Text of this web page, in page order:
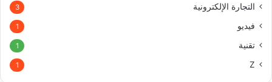
التجارة الإلكترونية 3
فيديو 1
تقنية 1
Z
1